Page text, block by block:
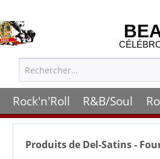
Rock'n'Roll R&B/Soul
Produits de Del-Satins -